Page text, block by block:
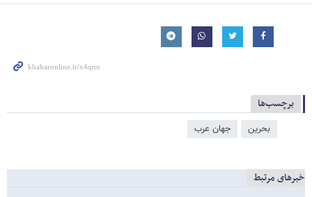
برچسب‌ها
بحرین جهان عرب
خبرهای مرتبط